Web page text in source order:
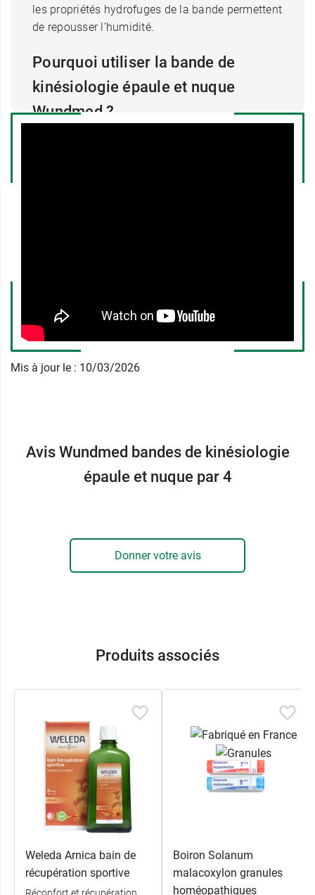
les propriétés hydrofuges de la bande permettent
de repousser l’humidité.
Pourquoi utiliser la bande de
kinésiologie épaule et nuque
Wundmed ?
physiothérapeutes et les kinésithérapeutes, mais
elle est aussi très souvent utilisée chez les
sportifs de haut niveau.
Wundmed est une marque allemande de
Caractéristiques: dimensions : 5 cm x 20 cm
Mis à jour le : 10/03/2026
Avis Wundmed bandes de kinésiologie
épaule et nuque par 4
Donner votre avis
Produits associés
Weleda Arnica bain de
récupération sportive
Boiron Solanum
malacoxylon granules
homéopathiques